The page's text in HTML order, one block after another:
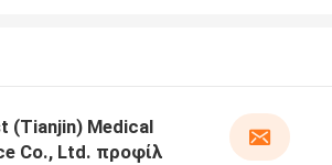
(Tianjin) Medical
Co., Ltd. προφίλ